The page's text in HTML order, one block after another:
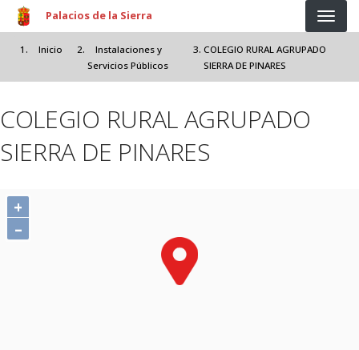
Pasar al contenido principal
Palacios de la Sierra
Inicio
Instalaciones y
Servicios Públicos
COLEGIO RURAL AGRUPADO
SIERRA DE PINARES
COLEGIO RURAL AGRUPADO
SIERRA DE PINARES
+
–